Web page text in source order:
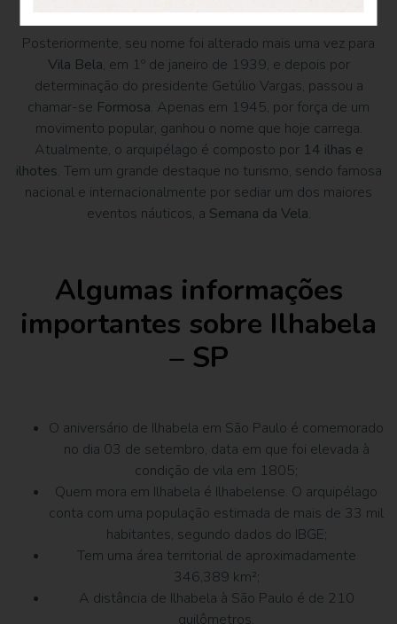
velha de D. João VI.
Posteriormente, seu nome foi alterado mais uma vez para
Vila Bela, em 1º de janeiro de 1939, e depois por
determinação do presidente Getúlio Vargas, passou a
chamar-se Formosa. Apenas em 1945, por força de um
movimento popular, ganhou o nome que hoje carrega.
Atualmente, o arquipélago é composto por 14 ilhas e
ilhotes. Tem um grande destaque no turismo, sendo famosa
nacional e internacionalmente por sediar um dos maiores
eventos náuticos, a Semana da Vela.
Algumas informações
importantes sobre Ilhabela
– SP
O aniversário de Ilhabela em São Paulo é comemorado
no dia 03 de setembro, data em que foi elevada à
condição de vila em 1805;
Quem mora em Ilhabela é Ilhabelense. O arquipélago
conta com uma população estimada de mais de 33 mil
habitantes, segundo dados do IBGE;
Tem uma área territorial de aproximadamente
346,389 km²;
A distância de Ilhabela à São Paulo é de 210
quilômetros,